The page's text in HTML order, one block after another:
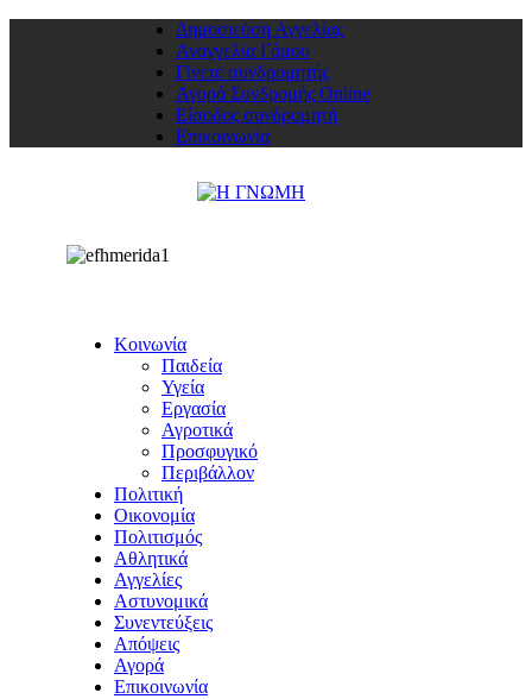
Δημοσιεύση Αγγελίας
Αναγγελία Γάμου
Γίνετε συνδρομητής
Αγορά Συνδρομής Online
Είσοδος συνδρομητή
Επικοινωνία
Κοινωνία
Παιδεία
Υγεία
Εργασία
Αγροτικά
Προσφυγικό
Περιβάλλον
Πολιτική
Οικονομία
Πολιτισμός
Αθλητικά
Αγγελίες
Αστυνομικά
Συνεντεύξεις
Απόψεις
Αγορά
Επικοινωνία